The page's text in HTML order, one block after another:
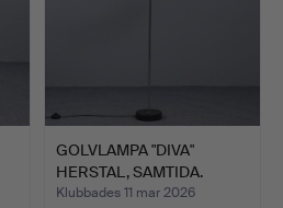
GOLVLAMPA "DIVA"
HERSTAL, SAMTIDA.
Klubbades 11 mar 2026